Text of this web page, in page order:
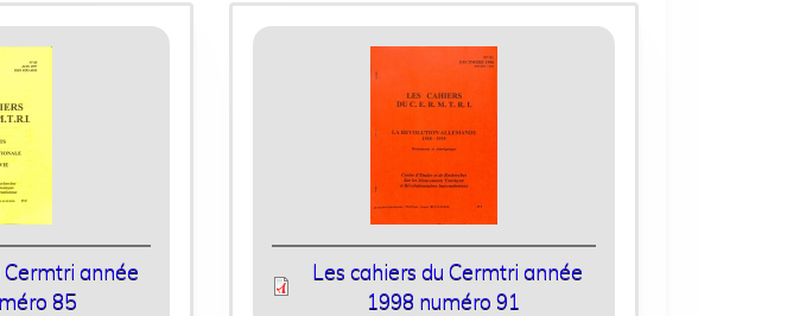
Cermtri année
85
Les cahiers du Cermtri année
1998 numéro 91